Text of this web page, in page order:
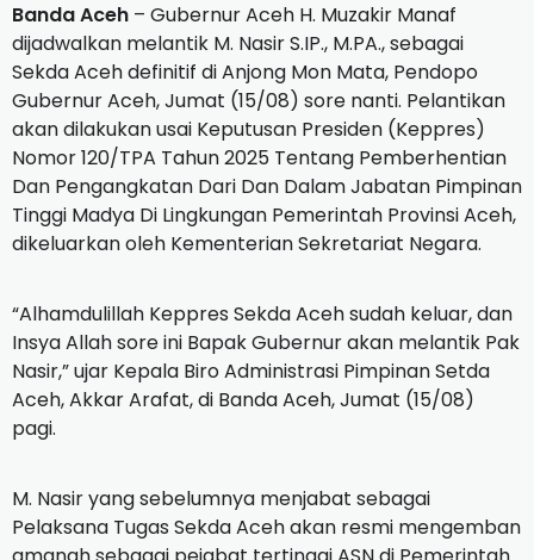
Banda Aceh – Gubernur Aceh H. Muzakir Manaf
dijadwalkan melantik M. Nasir S.IP., M.PA., sebagai
Sekda Aceh definitif di Anjong Mon Mata, Pendopo
Gubernur Aceh, Jumat (15/08) sore nanti. Pelantikan
akan dilakukan usai Keputusan Presiden (Keppres)
Nomor 120/TPA Tahun 2025 Tentang Pemberhentian
Dan Pengangkatan Dari Dan Dalam Jabatan Pimpinan
Tinggi Madya Di Lingkungan Pemerintah Provinsi Aceh,
dikeluarkan oleh Kementerian Sekretariat Negara.
“Alhamdulillah Keppres Sekda Aceh sudah keluar, dan
Insya Allah sore ini Bapak Gubernur akan melantik Pak
Nasir,” ujar Kepala Biro Administrasi Pimpinan Setda
Aceh, Akkar Arafat, di Banda Aceh, Jumat (15/08)
pagi.
M. Nasir yang sebelumnya menjabat sebagai
Pelaksana Tugas Sekda Aceh akan resmi mengemban